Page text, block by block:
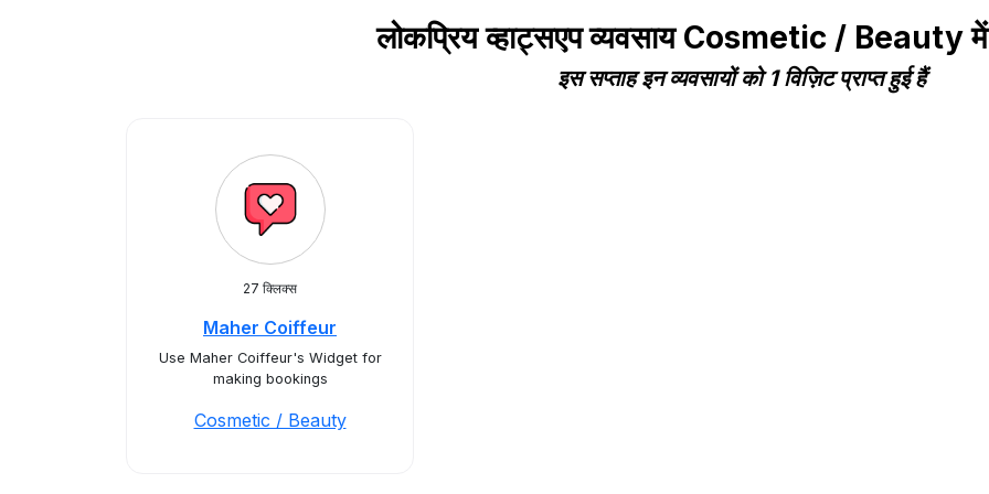
लोकप्रिय व्हाट्सएप व्यवसाय Cosmetic / Beauty
इस सप्ताह इन व्यवसायों को 1 विज़िट प्राप्त हुई हैं
27 क्लिक्स
Maher Coiffeur
Use Maher Coiffeur's Widget for
making bookings
Cosmetic / Beauty